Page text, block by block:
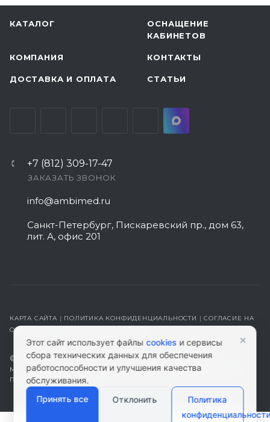
КАТАЛОГ
ОСНАЩЕНИЕ
КАБИНЕТОВ
КОМПАНИЯ КОНТАКТЫ
ДОСТАВКА И ОПЛАТА СТАТЬИ
+7 (812) 309-17-47
ЗАКАЗАТЬ ЗВОНОК
info@ambimed.ru
Санкт-Петербург, Пискаревский пр., дом 63,
лит. А, офис 201
КАРТА САЙТА | ПОЛИТИКА КОНФИДЕНЦИАЛЬНОСТИ |СОГЛАСИЕ НА
ОБРАБОТКУ ПЕРСОНАЛЬНЫХ ДАННЫХ
© 2026 ambimed.ru - Медицинское оборудование и
медтехника. Информация на этом ресурсе не является
публичной офертой.
Этот сайт использует файлыcookies и сервисы
сбора технических данных для обеспечения
работоспособности и улучшения качества
обслуживания.
Принять все
Отклонить
Политика
конфиденциальности
×